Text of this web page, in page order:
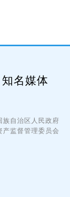
知名媒体
族自治区人民政府
产监督管理委员会